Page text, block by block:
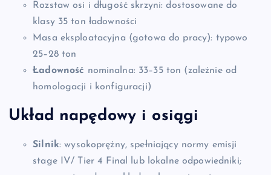
Rozstaw osi i długość skrzyni: dostosowane do
klasy 35 ton ładowności
Masa eksploatacyjna (gotowa do pracy): typowo
25–28 ton
Ładowność nominalna: 33–35 ton (zależnie od
homologacji i konfiguracji)
Układ napędowy i osiągi
Silnik: wysokoprężny, spełniający normy emisji
stage IV/ Tier 4 Final lub lokalne odpowiedniki;